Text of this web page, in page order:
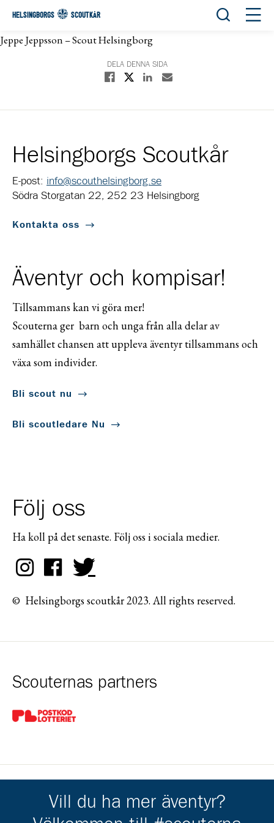
HELSINGBORGS SCOUTKÅR Öppna
Jeppe Jeppsson – Scout Helsingborg
DELA DENNA SIDA
Dela på Facebook
Dela på XDela på Linkedin
Dela med E-post
Helsingborgs Scoutkår
E-post: info@scouthelsingborg.se
Södra Storgatan 22, 252 23 Helsingborg
Kontakta oss
Äventyr och kompisar!
Tillsammans kan vi göra mer!
Scouterna ger barn och unga från alla delar av
samhället chansen att uppleva äventyr tillsammans och
växa som individer.
Bli scout nu
Bli scoutledare Nu
Följ oss
Ha koll på det senaste. Följ oss i sociala medier.
© Helsingborgs scoutkår 2023. All rights reserved.
Scouternas partners
Gå till pl_50
Kårens partners
Vill du ha mer äventyr?